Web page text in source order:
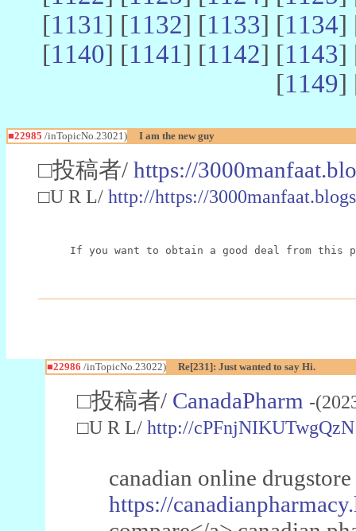
[1131] [1132] [1133] [1134]
[1140] [1141] [1142] [1143]
[1149]
■22985 /inTopicNo.23021) I am the new guy
□投稿者/ https://
□U R L/ http://https://
If you want to obtain a good deal from this
■22986 /inTopicNo.23022) Re[231]: Just wanted to say Hi.
□投稿者/ CanadaPharm -
□U R L/ http://cPFnjNIKUTwgQzN
canadian online
https://